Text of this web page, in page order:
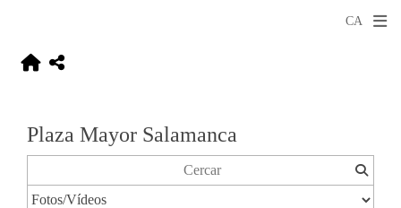
Plaza Mayor Salamanca